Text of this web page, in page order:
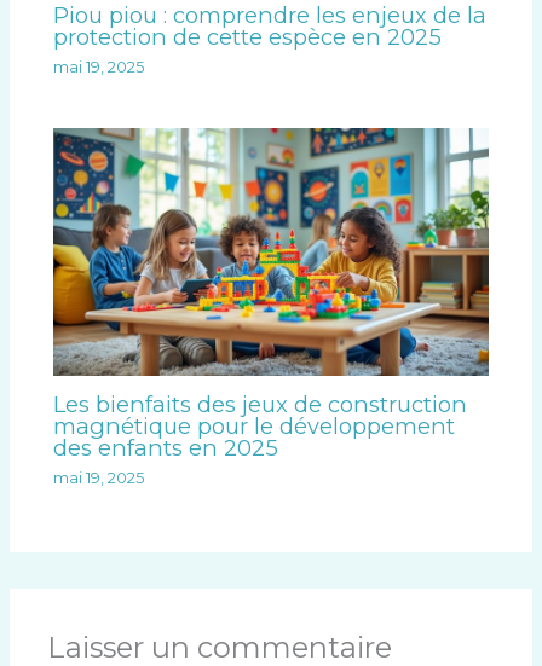
Piou piou : comprendre les enjeux de la
protection de cette espèce en 2025
mai 19, 2025
Les bienfaits des jeux de construction
magnétique pour le développement
des enfants en 2025
mai 19, 2025
Laisser un commentaire